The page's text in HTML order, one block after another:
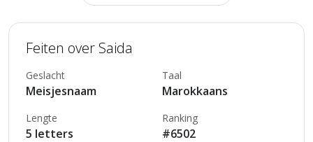
Feiten over Saida
Geslacht
Meisjesnaam
Taal
Marokkaans
Lengte
5 letters
Ranking
#6502